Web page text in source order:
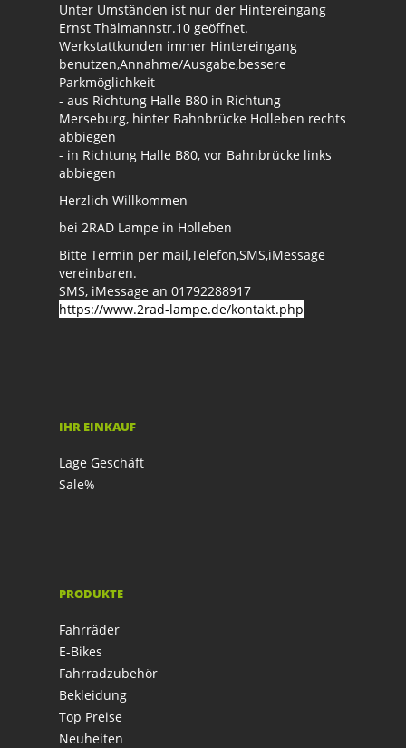
Unter Umständen ist nur der Hintereingang
Ernst Thälmannstr.10 geöffnet.
Werkstattkunden immer Hintereingang
benutzen,Annahme/Ausgabe,bessere
Parkmöglichkeit
- aus Richtung Halle B80 in Richtung
Merseburg, hinter Bahnbrücke Holleben rechts
abbiegen
- in Richtung Halle B80, vor Bahnbrücke links
abbiegen
Herzlich Willkommen
bei 2RAD Lampe in Holleben
Bitte Termin per mail,Telefon,SMS,iMessage
vereinbaren.
SMS, iMessage an 01792288917
https://www.2rad-lampe.de/kontakt.php
IHR EINKAUF
Lage Geschäft
Sale%
PRODUKTE
Fahrräder
E-Bikes
Fahrradzubehör
Bekleidung
Top Preise
Neuheiten